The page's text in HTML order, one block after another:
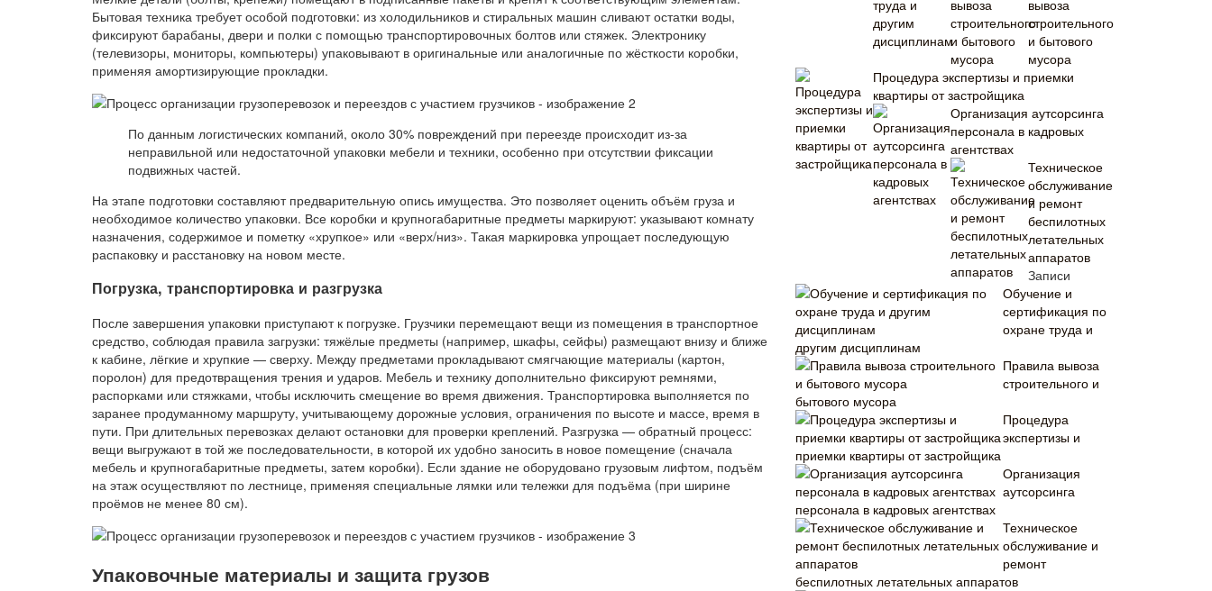
Бытовая техника требует особой подготовки: из холодильников и стиральных машин сливают остатки воды,
фиксируют барабаны, двери и полки с помощью транспортировочных болтов или стяжек. Электронику
(телевизоры, мониторы, компьютеры) упаковывают в оригинальные или аналогичные по жёсткости коробки,
применяя амортизирующие прокладки.
По данным логистических компаний, около 30% повреждений при переезде происходит из-за
неправильной или недостаточной упаковки мебели и техники, особенно при отсутствии фиксации
подвижных частей.
На этапе подготовки составляют предварительную опись имущества. Это позволяет оценить объём груза и
необходимое количество упаковки. Все коробки и крупногабаритные предметы маркируют: указывают комнату
назначения, содержимое и пометку «хрупкое» или «верх/низ». Такая маркировка упрощает последующую
распаковку и расстановку на новом месте.
Погрузка, транспортировка и разгрузка
После завершения упаковки приступают к погрузке. Грузчики перемещают вещи из помещения в транспортное
средство, соблюдая правила загрузки: тяжёлые предметы (например, шкафы, сейфы) размещают внизу и ближе
к кабине, лёгкие и хрупкие — сверху. Между предметами прокладывают смягчающие материалы (картон,
поролон) для предотвращения трения и ударов. Мебель и технику дополнительно фиксируют ремнями,
распорками или стяжками, чтобы исключить смещение во время движения. Транспортировка выполняется по
заранее продуманному маршруту, учитывающему дорожные условия, ограничения по высоте и массе, время в
пути. При длительных перевозках делают остановки для проверки креплений. Разгрузка — обратный процесс:
вещи выгружают в той же последовательности, в которой их удобно заносить в новое помещение (сначала
мебель и крупногабаритные предметы, затем коробки). Если здание не оборудовано грузовым лифтом, подъём
на этаж осуществляют по лестнице, применяя специальные лямки или тележки для подъёма (при ширине
проёмов не менее 80 см).
Упаковочные материалы и защита грузов
вывоза
строительного
и бытового
мусора
Процедура экспертизы и приемки
квартиры от застройщика
Организация аутсорсинга
персонала в кадровых
агентствах
Техническое
обслуживание
и ремонт
беспилотных
летательных
аппаратов
Записи
Обучение и
сертификация по
охране труда и
другим дисциплинам
Правила вывоза
строительного и
бытового мусора
Процедура
экспертизы и
приемки квартиры от застройщика
Организация
аутсорсинга
персонала в кадровых агентствах
Техническое
обслуживание и
ремонт
беспилотных летательных аппаратов